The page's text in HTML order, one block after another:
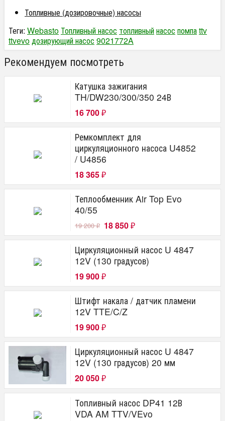
Топливные (дозировочные) насосы
Теги: Webasto Топливный насос топливныйнасос помпаttv
ttvevoдозирующий насос 9021772A
Рекомендуем посмотреть
Катушка зажигания
TH/DW230/300/350 24В
16 700 ₽
Ремкомплект для
циркуляционного насоса U4852
/ U4856
18 365 ₽
Теплообменник Air Top Evo
40/55
19 200₽ 18 850 ₽
Циркуляционный насос U 4847
12V (130 градусов)
19 900 ₽
Штифт накала / датчик пламени
12V TTE/C/Z
19 900 ₽
Циркуляционный насос U 4847
12V (130 градусов) 20 мм
20 050 ₽
Топливный насос DP41 12В
VDA AM TTV/VEvo